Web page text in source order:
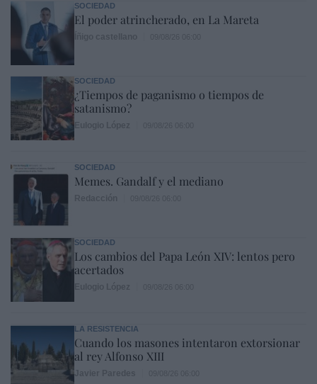
SOCIEDAD
El poder atrincherado, en La Mareta
SOCIEDAD
¿Tiempos de paganismo o tiempos de
satanismo?
SOCIEDAD
Memes. Gandalf y el mediano
SOCIEDAD
Los cambios del Papa León XIV: lentos pero
acertados
LA RESISTENCIA
Cuando los masones intentaron extorsionar
al rey Alfonso XIII